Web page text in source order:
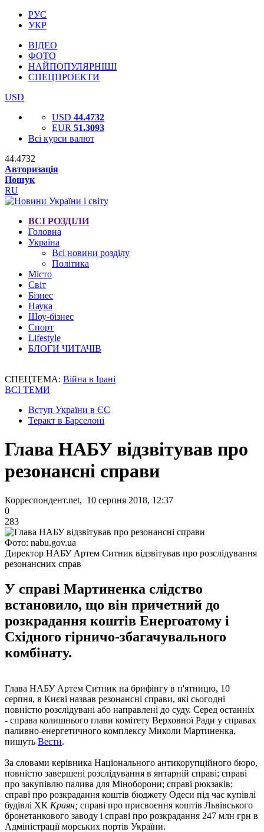
РУС
УКР
ВІДЕО
ФОТО
НАЙПОПУЛЯРНІШІ
СПЕЦПРОЕКТИ
USD
USD 44.4732
EUR 51.3093
Всі курси валют
44.4732
Авторизація
Пошук
RU
ВСІ РОЗДІЛИ
Головна
Україна
Всі новини розділу
Політика
Місто
Світ
Бізнес
Наука
Шоу-бізнес
Спорт
Lifestyle
БЛОГИ ЧИТАЧІВ
СПЕЦТЕМА: Війна в Ірані
ВСІ ТЕМИ
Вступ України в ЄС
Теракт в Барселоні
Глава НАБУ відзвітував про
резонансні справи
Корреспондент.net, 10 серпня 2018, 12:37
0
283
Фото: nabu.gov.ua
Директор НАБУ Артем Ситник відзвітував про розслідування
резонансних справ
У справі Мартиненка слідство
встановило, що він причетний до
розкрадання коштів Енергоатому і
Східного гірничо-збагачувального
комбінату.
Глава НАБУ Артем Ситник на брифінгу в п'ятницю, 10
серпня, в Києві назвав резонансні справи, які сьогодні
повністю розслідувані або направлені до суду. Серед останніх
- справа колишнього глави комітету Верховної Ради у справах
паливно-енергетичного комплексу Миколи Мартиненка,
пишуть Вести.
За словами керівника Національного антикорупційного бюро,
повністю завершені розслідування в янтарній справі; справі
про закупівлю палива для Міноборони; справі рюкзаків;
справі про розкрадання коштів бюджету Одеси під час купівлі
будівлі ХК Краян; справі про присвоєння коштів Львівського
бронетанкового заводу і справі про розкрадання 247 млн ​​грн в
Адміністрації морських портів України.